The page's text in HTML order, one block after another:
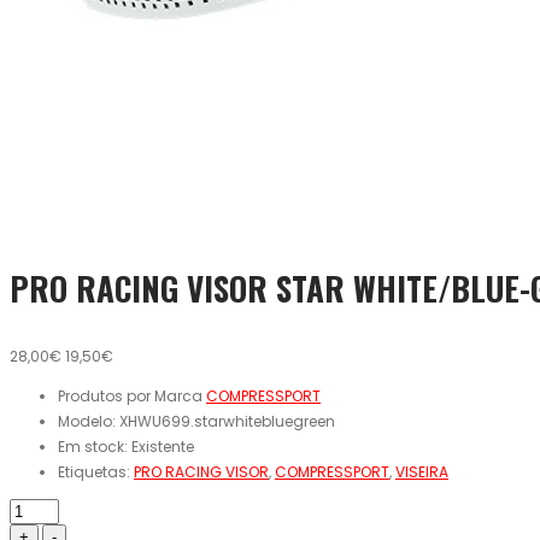
PRO RACING VISOR STAR WHITE/BLUE-
28,00€ 19,50€
Produtos por Marca COMPRESSPORT
Modelo: XHWU699.starwhitebluegreen
Em stock: Existente
Etiquetas: PRO RACING VISOR,COMPRESSPORT,VISEIRA